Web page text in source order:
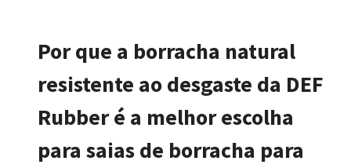
Por que a borracha natural
resistente ao desgaste da DEF
Rubber é a melhor escolha
para saias de borracha para